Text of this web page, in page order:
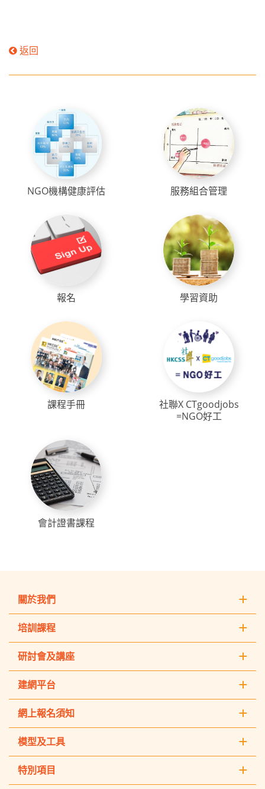
返回
NGO機構健康評估 服務組合管理
報名 學習資助
課程手冊
社聯X CTgoodjobs
=NGO好工
會計證書課程
關於我們
培訓課程
研討會及講座
建網平台
網上報名須知
模型及工具
特別項目